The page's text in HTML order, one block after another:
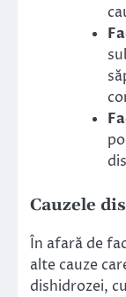
Cauzele
În afară de
alte cauze
dishidrozei,